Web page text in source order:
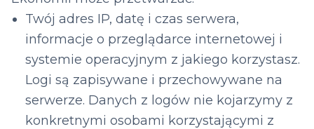
Twój adres IP, datę i czas serwera,
informacje o przeglądarce internetowej i
systemie operacyjnym z jakiego korzystasz.
Logi są zapisywane i przechowywane na
serwerze. Danych z logów nie kojarzymy z
konkretnymi osobami korzystającymi z